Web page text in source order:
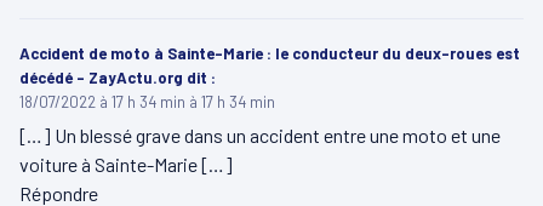
Accident de moto à Sainte-Marie : le conducteur du deux-roues est
décédé - ZayActu.org dit :
18/07/2022 à 17 h 34 min à 17 h 34 min
[…] Un blessé grave dans un accident entre une moto et une
voiture à Sainte-Marie […]
Répondre